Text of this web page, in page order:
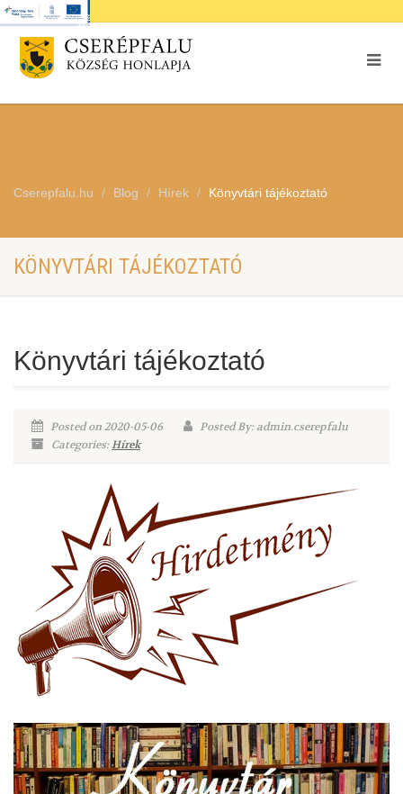
Cserepfalu.hu Blog Hírek Könyvtári tájékoztató
KÖNYVTÁRI TÁJÉKOZTATÓ
Könyvtári tájékoztató
Posted on 2020-05-06
Posted By: admin.cserepfalu
Categories:Hírek